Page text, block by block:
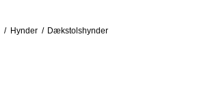
/ Hynder / Dækstolshynder